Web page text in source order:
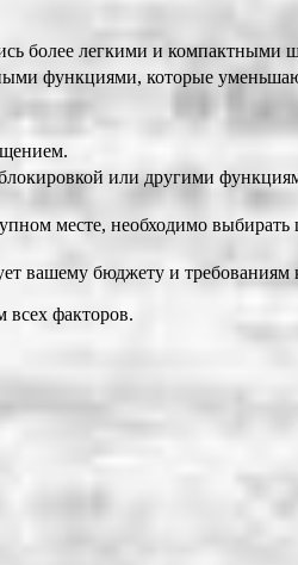
более легкими и компактными
функциями, которые
или другими
месте, необходимо выбирать
вашему бюджету и требованиям к
всех факторов.